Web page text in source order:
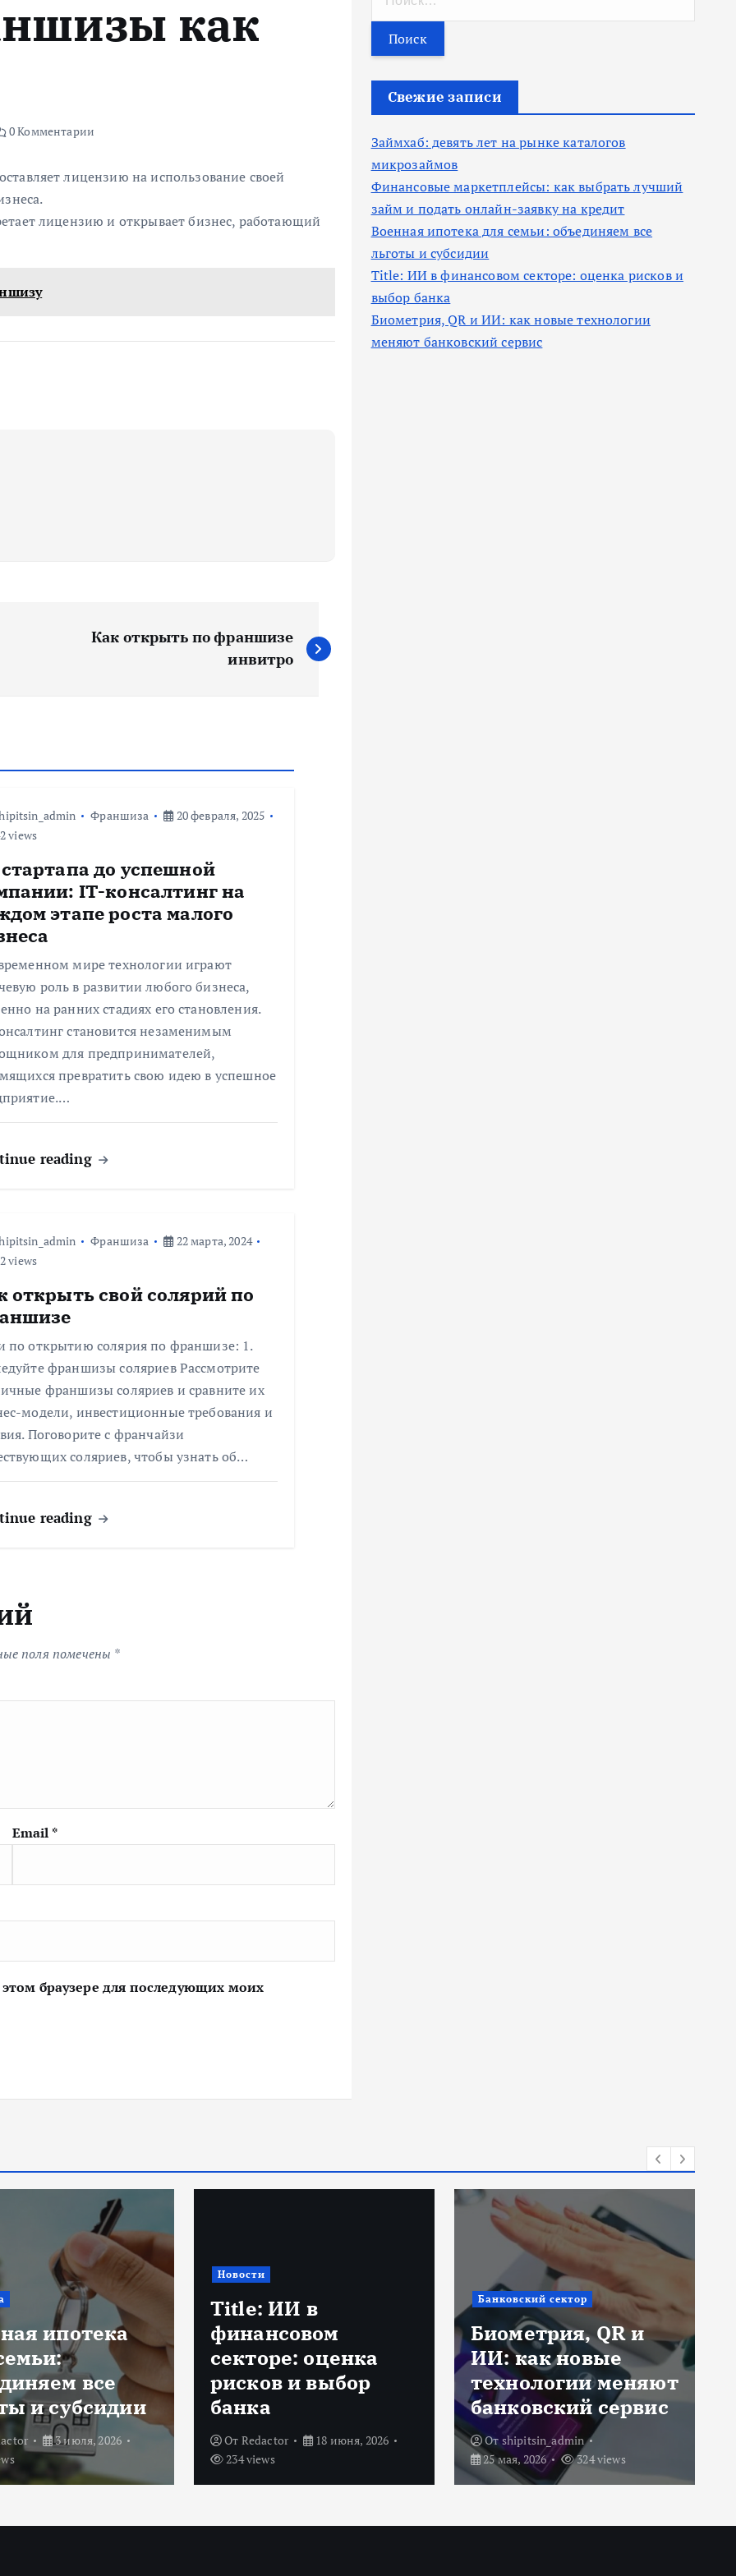
как
0 Комментарии
лицензию на использование своей
лицензию и открывает бизнес, работающий
Как открыть по франшизе
инвитро
Франшиза
20 февраля, 2025
views
до успешной
IT-консалтинг на
этапе роста малого
мире технологии играют
роль в развитии любого бизнеса,
на ранних стадиях его становления.
становится незаменимым
для предпринимателей,
превратить свою идею в успешное
reading
Франшиза
22 марта, 2024
views
открыть свой солярий по
по открытию солярия по франшизе: 1.
франшизы соляриев Рассмотрите
франшизы соляриев и сравните их
модели, инвестиционные требования и
Поговорите с франчайзи
соляриев, чтобы узнать об…
reading
поля помечены *
Email *
браузере для последующих моих
т
и
Свежие записи
Займхаб: девять лет на рынке каталогов
микрозаймов
Финансовые маркетплейсы: как выбрать лучший
займ и подать онлайн-заявку на кредит
Военная ипотека для семьи: объединяем все
льготы и субсидии
Title: ИИ в финансовом секторе: оценка рисков и
выбор банка
Биометрия, QR и ИИ: как новые технологии
меняют банковский сервис
ИИ в
оценка
и выбор
18 июня, 2026
Банковский сектор
Биометрия, QR и
ИИ: как новые
технологии меняют
банковский сервис
От shipitsin_admin
25 мая, 2026
Депозиты в 2026
году: как сохранить
деньги, когда
ставки постепенно
падают
От shipitsin_admin
19 мая, 2026
316 views